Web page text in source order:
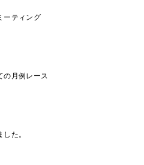
ーティング
の月例レース
た。